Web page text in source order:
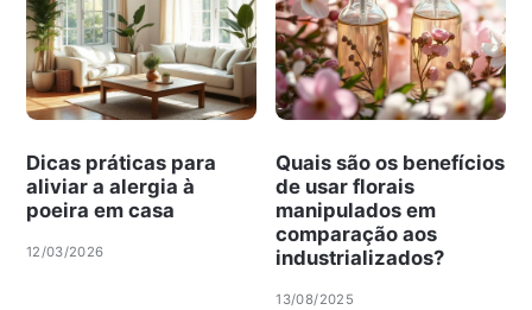
Dicas práticas para
aliviar a alergia à
poeira em casa
12/03/2026
Quais são os benefícios
de usar florais
manipulados em
comparação aos
industrializados?
13/08/2025